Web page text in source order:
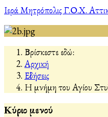
Ιερά Μητρόπολις Γ.Ο.Χ.
Βρίσκεστε εδώ:
Αρχική
Εἰδήσεις
Η μνήμη του Αγίου
Κύριο μενού